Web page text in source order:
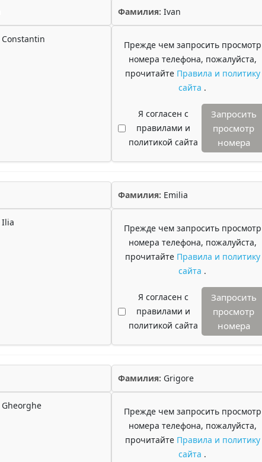
Фамилия: Ivan
Constantin
Прежде чем запросить просмотр
номера телефона, пожалуйста,
прочитайте Правила и политику
сайта .
Я согласен с
правилами и
политикой сайта
Запросить
просмотр
номера
Фамилия: Emilia
Ilia
Прежде чем запросить просмотр
номера телефона, пожалуйста,
прочитайте Правила и политику
сайта .
Я согласен с
правилами и
политикой сайта
Запросить
просмотр
номера
Фамилия: Grigore
Gheorghe
Прежде чем запросить просмотр
номера телефона, пожалуйста,
прочитайте Правила и политику
сайта .